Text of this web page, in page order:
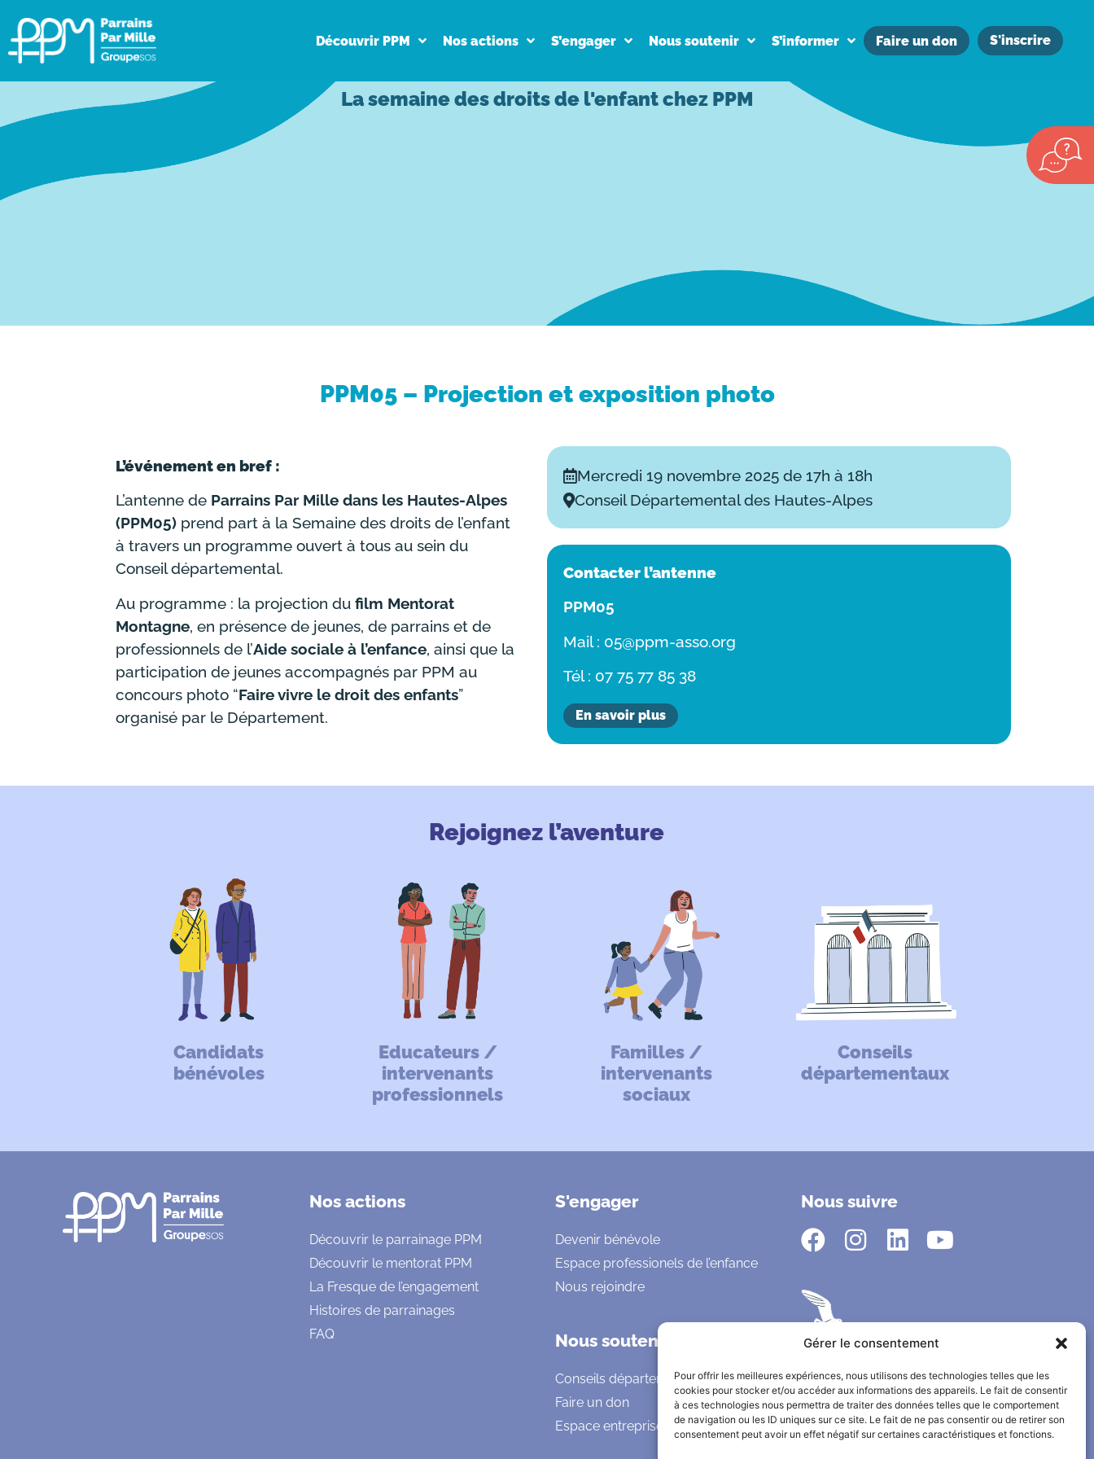
Gérer le consentement
Pour offrir les meilleures expériences, nous utilisons des technologies telles que les
cookies pour stocker et/ou accéder aux informations des appareils. Le fait de consentir
à ces technologies nous permettra de traiter des données telles que le comportement
de navigation ou les ID uniques sur ce site. Le fait de ne pas consentir ou de retirer son
consentement peut avoir un effet négatif sur certaines caractéristiques et fonctions.
Découvrir PPM Nos actions S’engager Nous soutenir S’informer Faire un don S'inscrire
La semaine des droits de l'enfant chez PPM
PPM05 – Projection et exposition photo
L’événement en bref :
L’antenne de Parrains Par Mille dans les Hautes-Alpes
(PPM05) prend part à la Semaine des droits de l’enfant
à travers un programme ouvert à tous au sein du
Conseil départemental.
Au programme : la projection du film Mentorat
Montagne, en présence de jeunes, de parrains et de
professionnels de l’Aide sociale à l’enfance, ainsi que la
participation de jeunes accompagnés par PPM au
concours photo “Faire vivre le droit des enfants”
organisé par le Département.
Mercredi 19 novembre 2025 de 17h à 18h
Conseil Départemental des Hautes-Alpes
Contacter l’antenne
PPM05
Mail : 05@ppm-asso.org
Tél : 07 75 77 85 38
En savoir plus
Rejoignez l’aventure
Candidats
bénévoles
Educateurs /
intervenants
professionnels
Familles /
intervenants
sociaux
Conseils
départementaux
Nos actions
Découvrir le parrainage PPM
Découvrir le mentorat PPM
La Fresque de l’engagement
Histoires de parrainages
FAQ
S'engager
Devenir bénévole
Espace professionels de l’enfance
Nous rejoindre
Nous soutenir
Conseils départementaux
Faire un don
Espace entreprises
Nous suivre